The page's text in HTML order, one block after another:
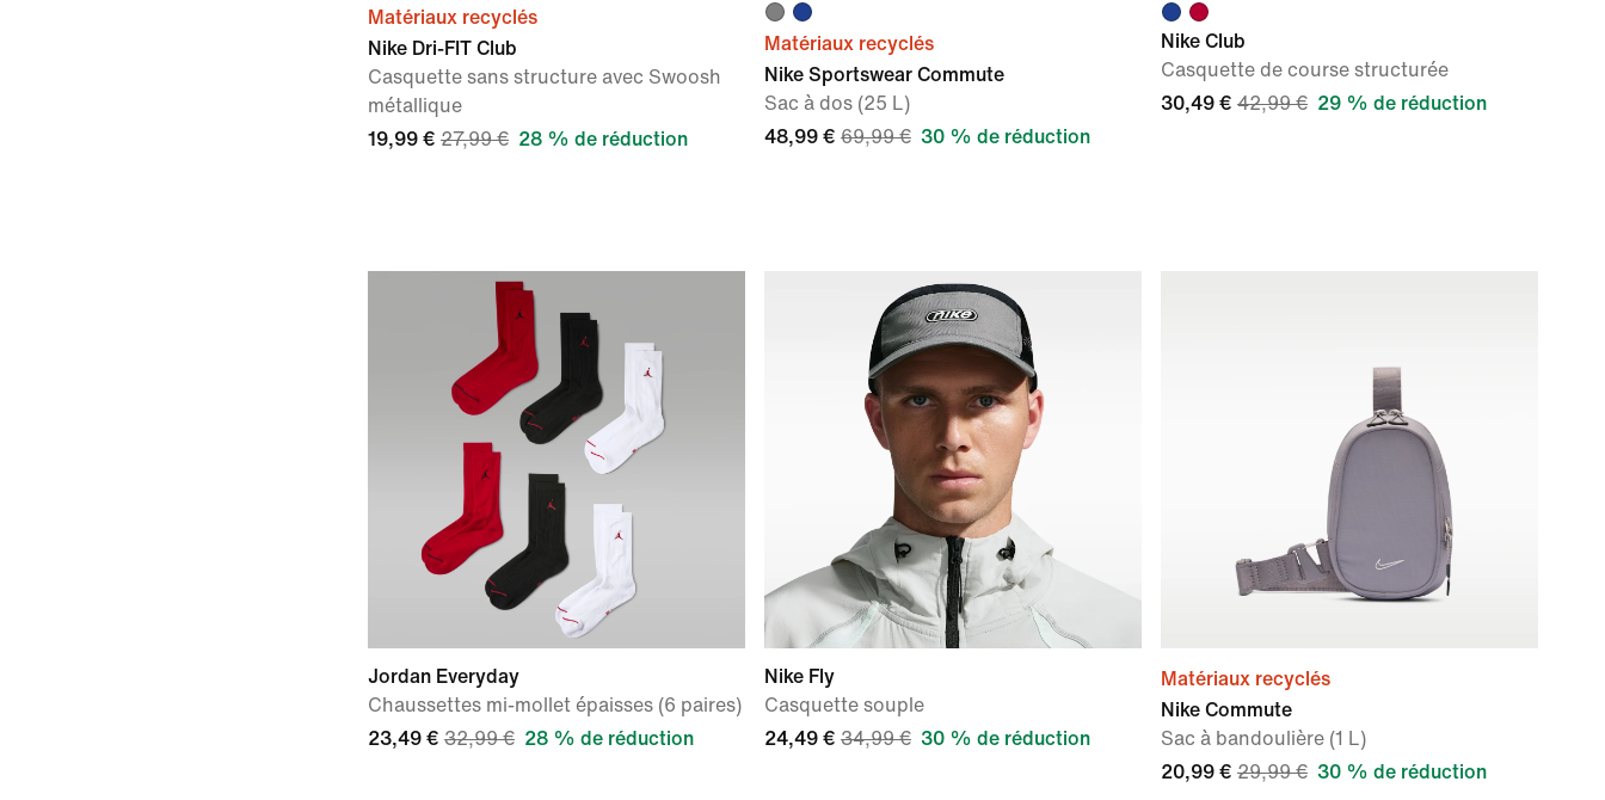
Matériaux recyclés
Nike Dri-FIT Club
Casquette sans structure avec Swoosh
métallique
19,99 € 27,99 € 28 % de réduction
Matériaux recyclés
Nike Sportswear Commute
Sac à dos (25 L)
48,99 € 69,99 € 30 % de réduction
Nike Club
Casquette de course structurée
30,49 € 42,99 € 29 % de réduction
Jordan Everyday
Chaussettes mi-mollet épaisses (6 paires)
23,49 € 32,99 € 28 % de réduction
Nike Fly
Casquette souple
24,49 € 34,99 € 30 % de réduction
Matériaux recyclés
Nike Commute
Sac à bandoulière (1 L)
20,99 € 29,99 € 30 % de réduction